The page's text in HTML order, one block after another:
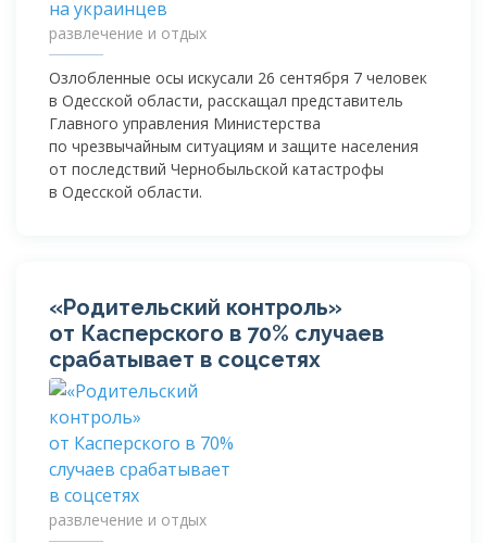
развлечение и отдых
Озлобленные осы искусали 26 сентября 7 человек
в Одесской области, расскащал представитель
Главного управления Министерства
по чрезвычайным ситуациям и защите населения
от последствий Чернобыльской катастрофы
в Одесской области.
«Родительский контроль»
от Касперского в 70% случаев
срабатывает в соцсетях
развлечение и отдых